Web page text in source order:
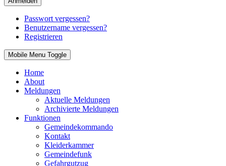
Passwort vergessen?
Benutzername vergessen?
Registrieren
Mobile Menu Toggle
Home
About
Meldungen
Aktuelle Meldungen
Archivierte Meldungen
Funktionen
Gemeindekommando
Kontakt
Kleiderkammer
Gemeindefunk
Gefahrgutzug